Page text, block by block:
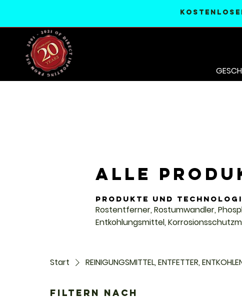
Alle
Produkte und
Rostentferner, Rostumwandler,
Entkohlungsmittel,
Start REINIGUNGSMITTEL, ENTFETTER,
Filtern nach